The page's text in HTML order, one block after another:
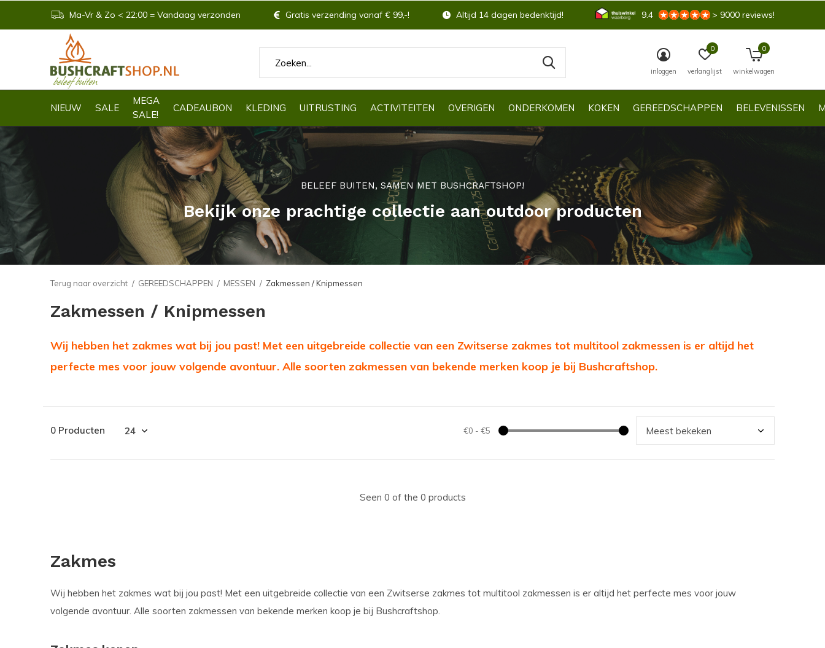
NIEUW SALE
MEGA
SALE!
CADEAUBON KLEDING UITRUSTING ACTIVITEITEN OVERIGEN ONDERKOMEN KOKEN GEREEDSCHAPPEN BELEVENISSEN
inloggen verlanglijst
0
winkelwagen
0
Ma-Vr & Zo < 22:00 = Vandaag verzonden Gratis verzending vanaf € 99,-! Altijd 14 dagen bedenktijd! 9.4 > 9000 reviews!
BELEEF BUITEN, SAMEN MET BUSHCRAFTSHOP!
Bekijk onze prachtige collectie aan outdoor producten
Terug naar overzicht GEREEDSCHAPPEN MESSEN Zakmessen / Knipmessen
Zakmessen / Knipmessen
Wij hebben het zakmes wat bij jou past! Met een uitgebreide collectie van een Zwitserse zakmes tot multitool zakmessen is er altijd het
perfecte mes voor jouw volgende avontuur. Alle soorten zakmessen van bekende merken koop je bij Bushcraftshop.
0 Producten €0 - €5
Seen 0 of the 0 products
Zakmes
Wij hebben het zakmes wat bij jou past! Met een uitgebreide collectie van een Zwitserse zakmes tot multitool zakmessen is er altijd het perfecte mes voor jouw
volgende avontuur. Alle soorten zakmessen van bekende merken koop je bij Bushcraftshop.